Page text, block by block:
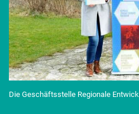
Die Geschäftsstelle Regionale